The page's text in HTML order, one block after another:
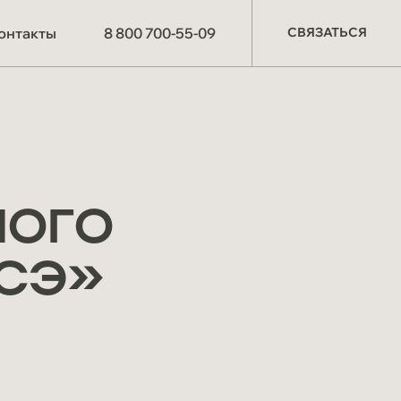
8 800 700-55-09 СВЯЗАТЬСЯ
Партнёрам
Схема работы
Отзывы
Материалы и